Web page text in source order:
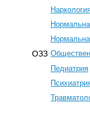
ОЗЗ
Педиатрия